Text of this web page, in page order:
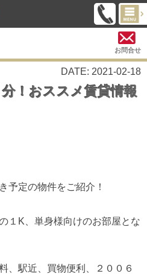
お問合せ
DATE: 2021-02-18
！おススメ賃貸情報
予定の物件をご紹介！
１K、単身様向けのお部屋とな
、駅近、買物便利、２００６